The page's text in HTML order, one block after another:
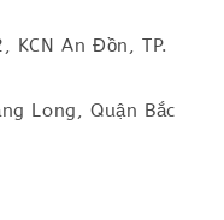
An Đồn, TP.
Long, Quận Bắc